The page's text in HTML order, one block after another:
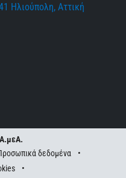
Ηλιούπολη, Αττική
δεδομένα
•
•